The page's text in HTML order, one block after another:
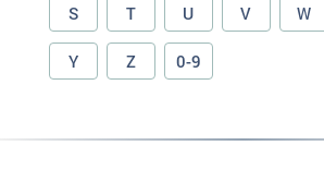
S T U V W
Y Z 0-9